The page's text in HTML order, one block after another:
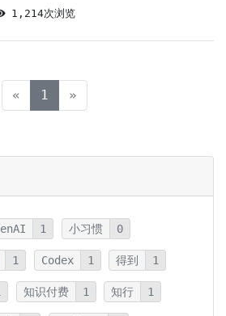
1,214次浏览
« 1 (current)
»
1 小习惯 0
1 Codex 1 得到 1
知识付费 1 知行 1